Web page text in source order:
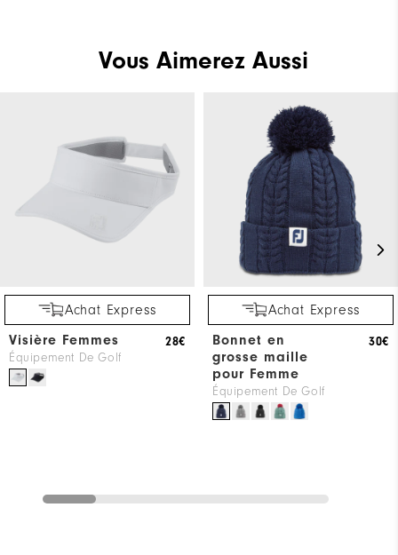
Vous Aimerez Aussi
Achat Express
Visière Femmes
Équipement De Golf
28€
Achat Express
Bonnet en
grosse maille
pour Femme
Équipement De Golf
30€